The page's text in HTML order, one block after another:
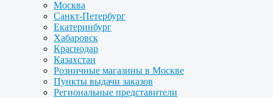
Москва
Санкт-Петербург
Екатеринбург
Хабаровск
Краснодар
Казахстан
Розничные магазины в Москве
Пункты выдачи заказов
Региональные представители